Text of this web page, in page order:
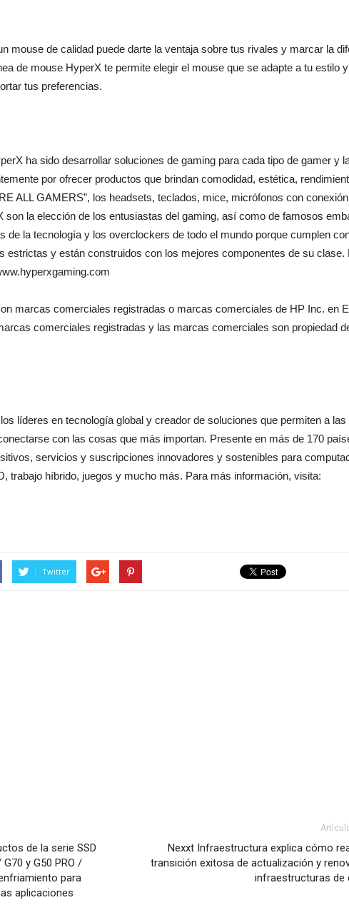
mouse de calidad puede darte la ventaja sobre tus rivales y marcar la
de mouse HyperX te permite elegir el mouse que se adapte a tu estilo y
tus preferencias.
ha sido desarrollar soluciones de gaming para cada tipo de gamer y
por ofrecer productos que brindan comodidad, estética,
ALL GAMERS”, los headsets, teclados, mice, micrófonos con
la elección de los entusiastas del gaming, así como de famosos
de la tecnología y los overclockers de todo el mundo porque cumplen
estrictas y están construidos con los mejores componentes de su clase.
marcas comerciales registradas o marcas comerciales de HP Inc. en
comerciales registradas y las marcas comerciales son propiedad
líderes en tecnología global y creador de soluciones que permiten a las
con las cosas que más importan. Presente en más de 170
servicios y suscripciones innovadores y sostenibles para
trabajo híbrido, juegos y mucho más. Para más información, visita:
Twitter
de la serie SSD
G70 y G50 PRO /
para
aplicaciones
Nexxt Infraestructura explica cómo
transición exitosa de actualización y
infraestructuras de